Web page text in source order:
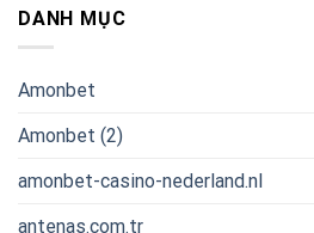
DANH MỤC
Amonbet
Amonbet (2)
amonbet-casino-nederland.nl
antenas.com.tr